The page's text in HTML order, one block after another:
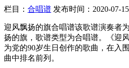
栏目： 合唱谱 发布时间：2020-07-
迎风飘扬的旗合唱谱该歌谱演奏者
扬的旗，歌谱类型为合唱谱。《迎
为党的90岁生日创作的歌曲，在入
曲中排名前列。